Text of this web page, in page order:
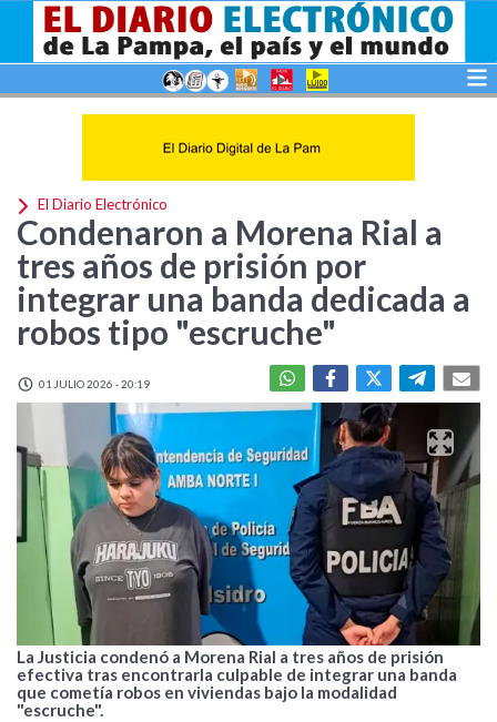
El Diario Electrónico
Condenaron a Morena Rial a
tres años de prisión por
integrar una banda dedicada a
robos tipo "escruche"
01 JULIO 2026 - 20:19
La Justicia condenó a Morena Rial a tres años de prisión
efectiva tras encontrarla culpable de integrar una banda
que cometía robos en viviendas bajo la modalidad
"escruche".